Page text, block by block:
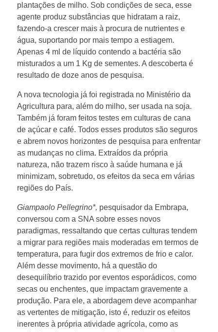
plantações de milho. Sob condições de seca, esse
agente produz substâncias que hidratam a raiz,
fazendo-a crescer mais à procura de nutrientes e
água, suportando por mais tempo a estiagem.
Apenas 4 ml de líquido contendo a bactéria são
misturados a um 1 Kg de sementes. A descoberta é
resultado de doze anos de pesquisa.
A nova tecnologia já foi registrada no Ministério da
Agricultura para, além do milho, ser usada na soja.
Também já foram feitos testes em culturas de cana
de açúcar e café. Todos esses produtos são seguros
e abrem novos horizontes de pesquisa para enfrentar
as mudanças no clima. Extraídos da própria
natureza, não trazem risco à saúde humana e já
minimizam, sobretudo, os efeitos da seca em várias
regiões do País.
Giampaolo Pellegrino*, pesquisador da Embrapa,
conversou com a SNA sobre esses novos
paradigmas, ressaltando que certas culturas tendem
a migrar para regiões mais moderadas em termos de
temperatura, para fugir dos extremos de frio e calor.
Além desse movimento, há a questão do
desequilíbrio trazido por eventos esporádicos, como
secas ou enchentes, que impactam gravemente a
produção. Para ele, a abordagem deve acompanhar
as vertentes de mitigação, isto é, reduzir os efeitos
inerentes à própria atividade agrícola, como as